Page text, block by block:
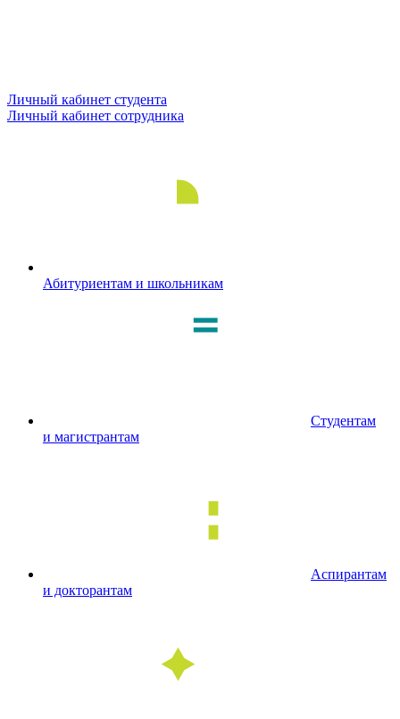
Личный кабинет студента
Личный кабинет сотрудника
Абитуриентам и школьникам
Студентам
и магистрантам
Аспирантам
и докторантам